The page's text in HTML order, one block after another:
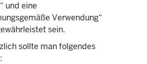
und eine
Verwendung“
sein.
sollte man folgendes